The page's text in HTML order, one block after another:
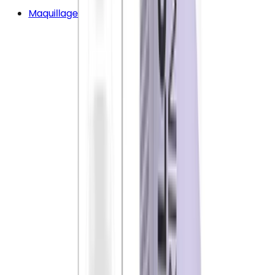
Maquillage